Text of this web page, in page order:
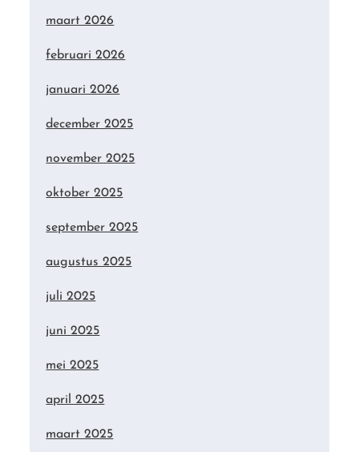
maart 2026
februari 2026
januari 2026
december 2025
november 2025
oktober 2025
september 2025
augustus 2025
juli 2025
juni 2025
mei 2025
april 2025
maart 2025